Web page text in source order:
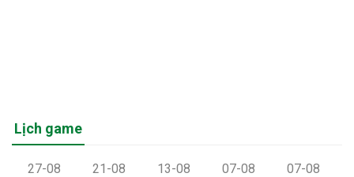
Lịch game
27-08 21-08 13-08 07-08 07-08